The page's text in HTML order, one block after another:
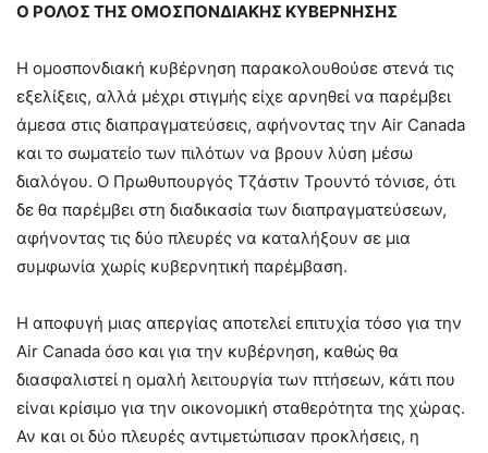
Ο ΡΟΛΟΣ ΤΗΣ ΟΜΟΣΠΟΝΔΙΑΚΗΣ ΚΥΒΕΡΝΗΣΗΣ
Η ομοσπονδιακή κυβέρνηση παρακολουθούσε στενά τις
εξελίξεις, αλλά μέχρι στιγμής είχε αρνηθεί να παρέμβει
άμεσα στις διαπραγματεύσεις, αφήνοντας την Air Canada
και το σωματείο των πιλότων να βρουν λύση μέσω
διαλόγου. Ο Πρωθυπουργός Τζάστιν Τρουντό τόνισε, ότι
δε θα παρέμβει στη διαδικασία των διαπραγματεύσεων,
αφήνοντας τις δύο πλευρές να καταλήξουν σε μια
συμφωνία χωρίς κυβερνητική παρέμβαση.​
Η αποφυγή μιας απεργίας αποτελεί επιτυχία τόσο για την
Air Canada όσο και για την κυβέρνηση, καθώς θα
διασφαλιστεί η ομαλή λειτουργία των πτήσεων, κάτι που
είναι κρίσιμο για την οικονομική σταθερότητα της χώρας.
Αν και οι δύο πλευρές αντιμετώπισαν προκλήσεις, η